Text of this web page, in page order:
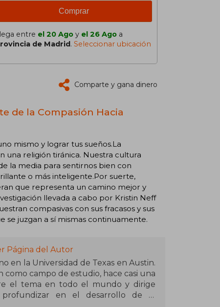
Comprar
entre el 20 Ago y el 26 Ago a
de Madrid. Seleccionar ubicación
Comparte y gana dinero
de la Compasión Hacia
mismo y lograr tus sueños.La
una religión tiránica. Nuestra cultura
la media para sentirnos bien con
o más inteligente.Por suerte,
que representa un camino mejor y
llevada a cabo por Kristin Neff
compasivas con sus fracasos y sus
juzgan a sí mismas continuamente.
Página del Autor
en la Universidad de Texas en Austin.
campo de estudio, hace casi una
el tema en todo el mundo y dirige
en el desarrollo de la